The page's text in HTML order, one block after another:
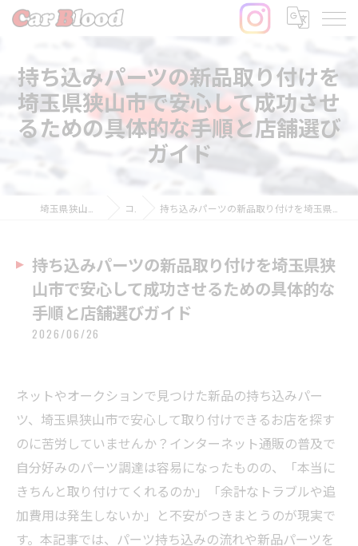
持ち込みパーツの新品取り付けを
埼玉県狭山市で安心して成功させ
るための具体的な手順と店舗選び
ガイド
コラム 持ち込みパーツの新品取り付けを埼玉県狭山市で安心して成功させるための具体的な手順と店舗選びガイド
持ち込みパーツの新品取り付けを埼玉県狭
山市で安心して成功させるための具体的な
手順と店舗選びガイド
2026/06/26
ネットやオークションで見つけた新品の持ち込みパー
ツ、埼玉県狭山市で安心して取り付けできるお店を探す
のに苦労していませんか？インターネット通販の普及で
自分好みのパーツ調達は容易になったものの、「本当に
きちんと取り付けてくれるのか」「余計なトラブルや追
加費用は発生しないか」と不安がつきまとうのが現実で
す。本記事では、パーツ持ち込みの流れや新品パーツを